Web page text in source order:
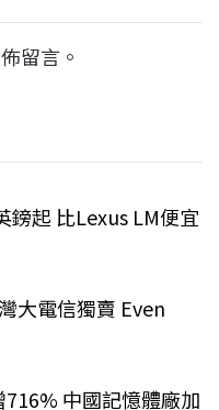
留言。
鎊起 比Lexus LM便宜
大電信獨賣 Even
中國記憶體廠加